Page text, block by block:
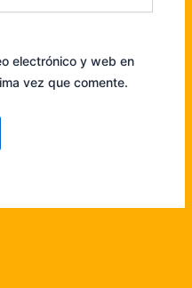
electrónico y web en
vez que comente.